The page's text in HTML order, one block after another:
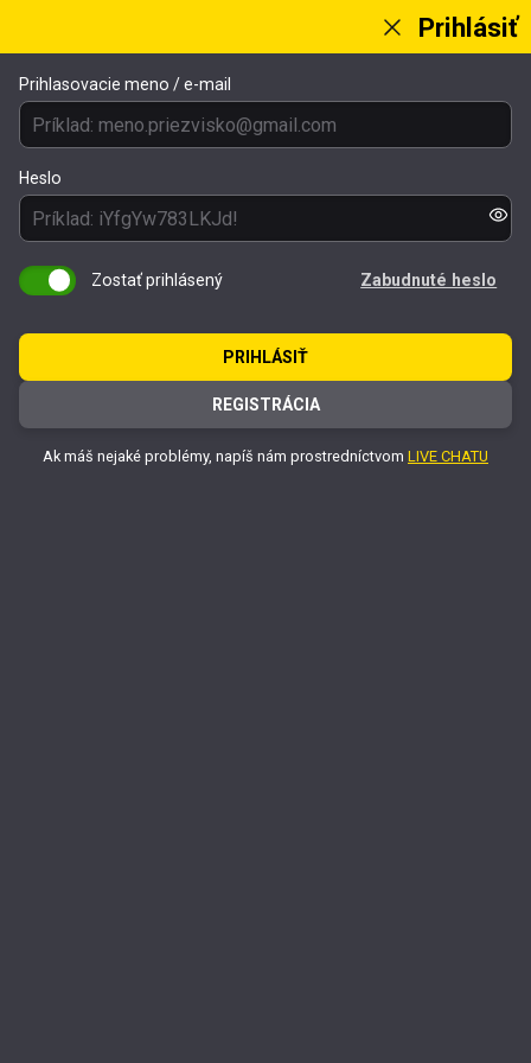
Prihlásiť
Prihlasovacie meno / e-mail
Heslo
Zostať prihlásený Zabudnuté heslo
PRIHLÁSIŤ
REGISTRÁCIA
Ak máš nejaké problémy, napíš nám prostredníctvom LIVE CHATU